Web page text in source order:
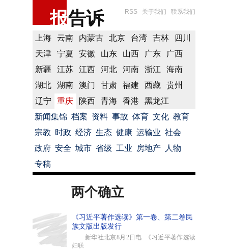
报告诉 RSS 关于我们 联系我们
上海 云南 内蒙古 北京 台湾 吉林
四川
天津
宁夏 安徽 山东 山西 广东
广西
新疆
江苏 江西 河北 河南 浙江
海南
湖北
湖南 澳门 甘肃 福建 西藏
贵州
辽宁
重庆 陕西 青海 香港
黑龙江
新闻集锦 档案 资料 事故 体育 文化 教育
宗教 时政 经济 生态 健康 运输业 社会
政府 安全 城市 省级 工业 房地产
人物
专稿
两个确立
《习近平著作选读》第一卷、第二卷民
族文版出版发行
新华社北京8月2日电 《习近平著作选读
妇联